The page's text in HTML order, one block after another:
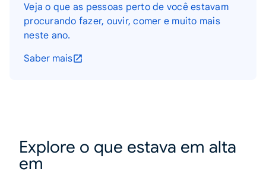
Veja o que as pessoas perto de você estavam
procurando fazer, ouvir, comer e muito mais
neste ano.
Saber mais
Explore o que estava em alta
em